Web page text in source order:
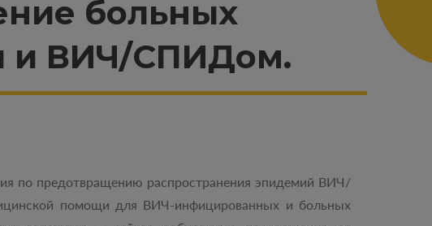
больных
и ВИЧ/СПИДом.
по предотвращению распространения эпидемий ВИЧ/
помощи для ВИЧ-инфицированных и больных